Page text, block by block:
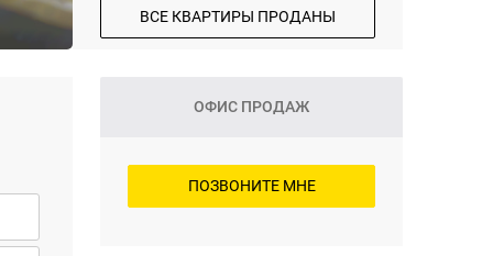
ВСЕ КВАРТИРЫ ПРОДАНЫ
ОФИС ПРОДАЖ
ПОЗВОНИТЕ МНЕ